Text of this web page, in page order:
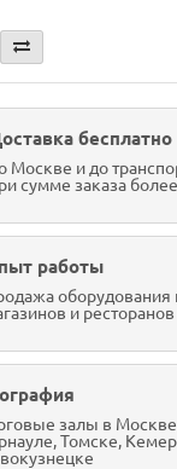
бесплатно
Москве и до
сумме заказа
работы
оборудования
и
залы в
Томске,